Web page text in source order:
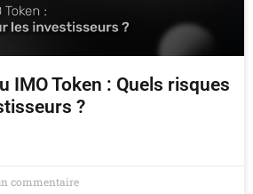
IMO Token : Quels risques
?
commentaire